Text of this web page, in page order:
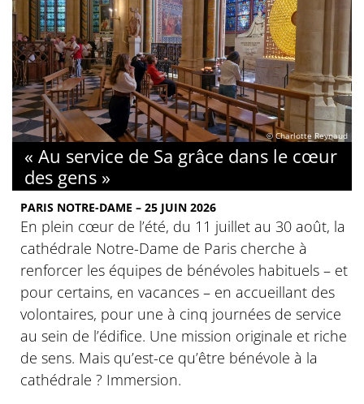
© Charlotte Reynaud
« Au service de Sa grâce dans le cœur
des gens »
PARIS NOTRE-DAME – 25 JUIN 2026
En plein cœur de l’été, du 11 juillet au 30 août, la
cathédrale Notre-Dame de Paris cherche à
renforcer les équipes de bénévoles habituels – et
pour certains, en vacances – en accueillant des
volontaires, pour une à cinq journées de service
au sein de l’édifice. Une mission originale et riche
de sens. Mais qu’est-ce qu’être bénévole à la
cathédrale ? Immersion.